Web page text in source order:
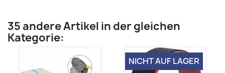
35 andere Artikel in der gleichen
Kategorie:
NICHT AUF LAGER